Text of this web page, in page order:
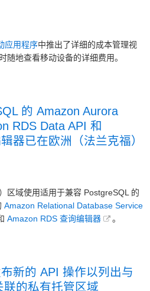
应用程序中推出了详细的成本管理视
随地查看移动设备的详细费用。
的 Amazon Aurora
RDS Data API 和
器已在欧洲（法兰克福）
区域使用适用于兼容 PostgreSQL 的
Amazon Relational Database Service
Amazon RDS 查询编辑器 。
新的 API 操作以列出与
的私有托管区域